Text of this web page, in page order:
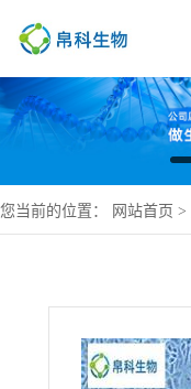
您当前的位置： 网站首页 >